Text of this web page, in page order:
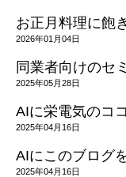
お正月料理に飽
2026年01月04日
同業者向けのセ
2025年05月28日
AIに栄電気のコ
2025年04月16日
AIにこのブログ
2025年04月16日